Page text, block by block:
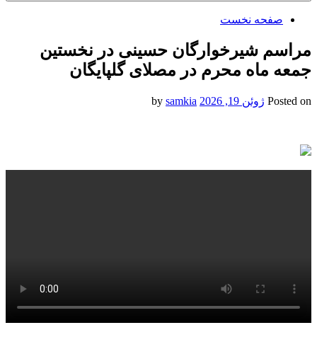
صفحه نخست
مراسم شیرخوارگان حسینی در نخستین
جمعه ماه محرم در مصلای گلپایگان
Posted on ژوئن 19, 2026 samkia